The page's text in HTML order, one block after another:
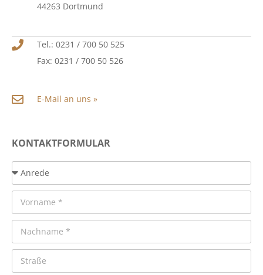
44263 Dortmund
Tel.: 0231 / 700 50 525
Fax: 0231 / 700 50 526
E-Mail an uns »
KONTAKTFORMULAR